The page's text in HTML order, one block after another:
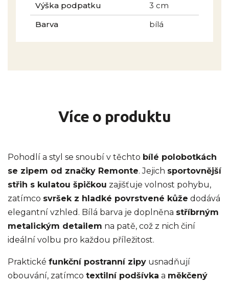
Výška podpatku
3 cm
Barva
bílá
Více o produktu
Pohodlí a styl se snoubí v těchto bílé polobotkách
se zipem od značky Remonte. Jejich sportovnější
střih s kulatou špičkou zajišťuje volnost pohybu,
zatímco svršek z hladké povrstvené kůže dodává
elegantní vzhled. Bílá barva je doplněna stříbrným
metalickým detailem na patě, což z nich činí
ideální volbu pro každou příležitost.
Praktické funkční postranní zipy usnadňují
obouvání, zatímco textilní podšívka a měkčený